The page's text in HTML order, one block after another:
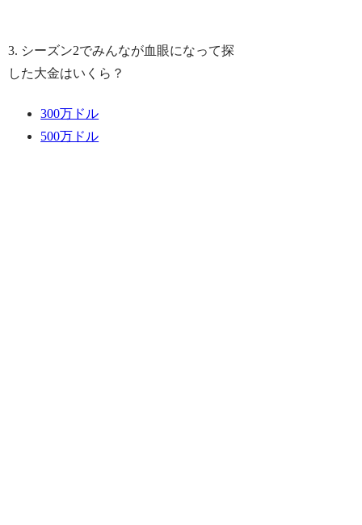
3. シーズン2でみんなが血眼になって探
した大金はいくら？
300万ドル
500万ドル